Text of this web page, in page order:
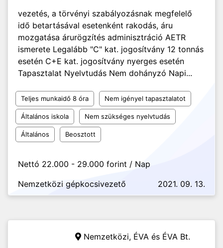
vezetés, a törvényi szabályozásnak megfelelő
idő betartásával esetenként rakodás, áru
mozgatása árurögzítés adminisztráció AETR
ismerete Legalább "C" kat. jogosítvány 12 tonnás
esetén C+E kat. jogosítvány nyerges esetén
Tapasztalat Nyelvtudás Nem dohányzó Napi...
Teljes munkaidő 8 óra Nem igényel tapasztalatot
Általános iskola Nem szükséges nyelvtudás
Általános Beosztott
Nettó 22.000 - 29.000 forint / Nap
Nemzetközi gépkocsivezető
2021. 09. 13.
Nemzetközi, ÉVA és ÉVA Bt.